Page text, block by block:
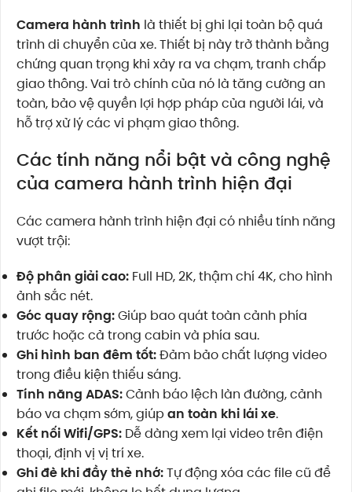
Camera hành trình là thiết bị ghi lại toàn bộ quá
trình di chuyển của xe. Thiết bị này trở thành bằng
chứng quan trọng khi xảy ra va chạm, tranh chấp
giao thông. Vai trò chính của nó là tăng cường an
toàn, bảo vệ quyền lợi hợp pháp của người lái, và
hỗ trợ xử lý các vi phạm giao thông.
Các tính năng nổi bật và công nghệ
của camera hành trình hiện đại
Các camera hành trình hiện đại có nhiều tính năng
vượt trội:
Độ phân giải cao: Full HD, 2K, thậm chí 4K, cho hình
ảnh sắc nét.
Góc quay rộng:Giúp bao quát toàn cảnh phía
trước hoặc cả trong cabin và phía sau.
Ghi hình ban đêm tốt:Đảm bảo chất lượng video
trong điều kiện thiếu sáng.
Tính năng ADAS:Cảnh báo lệch làn đường, cảnh
báo va chạm sớm, giúp an toàn khi lái xe.
Kết nối Wifi/GPS: Dễ dàng xem lại video trên điện
thoại, định vị vị trí xe.
Ghi đè khi đầy thẻ nhớ:Tự động xóa các file cũ để